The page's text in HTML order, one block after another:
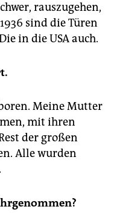
rauszugehen,
sind die Türen
in die USA auch.
Meine Mutter
mit ihren
der großen
Alle wurden